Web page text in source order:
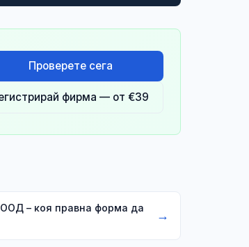
Проверете сега
фирма — от €39
– коя правна форма да
→